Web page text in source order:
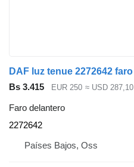
Bs 3.415 EUR 250 ≈ USD 287,10
Faro delantero
2272642
Países Bajos, Oss